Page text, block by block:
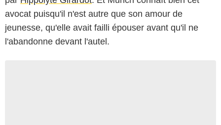
avocat puisqu'il n'est autre que son amour de
jeunesse, qu'elle avait failli épouser avant qu'il ne
l'abandonne devant l'autel.